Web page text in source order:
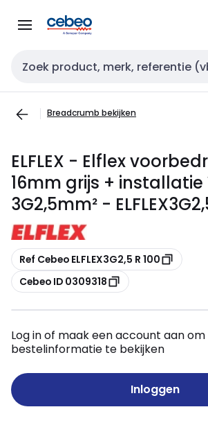
naar
naar
Zoekveld invoer
Breadcrumb bekijken
ELFLEX - Elflex
16mm grijs + installatie
3G2,5mm² -
Kopiëren
Ref Cebeo ELFLEX3G2,5 R 100
Kopiëren
Cebeo ID 0309318
Log in of maak een account aan
bestelinformatie te bekijken
Inloggen